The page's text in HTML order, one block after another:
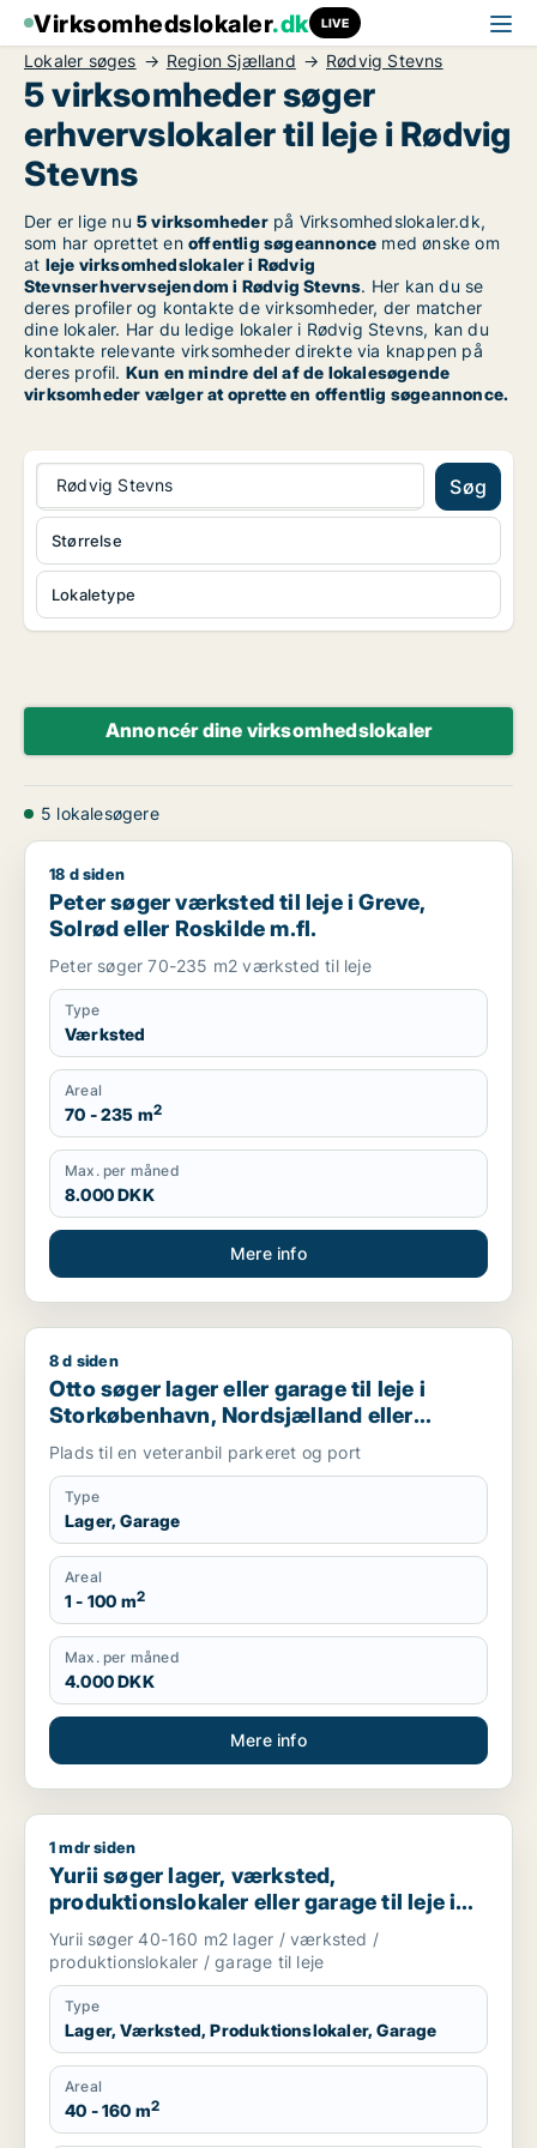
Virksomhedslokaler.dk LIVE
Lokaler søges Region Sjælland Rødvig Stevns
5 virksomheder søger
erhvervslokaler til leje i Rødvig
Stevns
Der er lige nu 5 virksomhederpå Virksomhedslokaler.dk,
som har oprettet en offentlig søgeannonce med ønske om
at leje virksomhedslokaler i Rødvig
Stevnserhvervsejendom i Rødvig Stevns. Her kan du se
deres profiler og kontakte de virksomheder, der matcher
dine lokaler. Har du ledige lokaler i Rødvig Stevns, kan du
kontakte relevante virksomheder direkte via knappen på
deres profil. Kun en mindre del af de lokalesøgende
virksomheder vælger at oprette en offentlig søgeannonce.
Rødvig Stevns Søg
Lokaletype
Størrelse
Annoncér dine virksomhedslokaler
5 lokalesøgere
Peter søger værksted til leje i Greve, Solrød eller Roskilde
18 d siden
Peter søger værksted til leje i Greve,
Solrød eller Roskilde m.fl.
Peter søger 70-235 m2 værksted til leje
Type
Værksted
Areal
70 - 235 m2
Max. per måned
8.000 DKK
Mere info
Otto søger lager eller garage til leje i Storkøbenhavn,
8 d siden
Otto søger lager eller garage til leje i
Storkøbenhavn, Nordsjælland eller
Region Sjælland
Plads til en veteranbil parkeret og port
Type
Lager, Garage
Areal
1 - 100 m2
Max. per måned
4.000 DKK
Mere info
Yurii søger lager, værksted, produktionslokaler eller garage
1 mdr siden
Yurii søger lager, værksted,
produktionslokaler eller garage til leje i
Region Sjælland
Yurii søger 40-160 m2 lager / værksted /
produktionslokaler / garage til leje
Type
Lager, Værksted, Produktionslokaler, Garage
Areal
40 - 160 m2